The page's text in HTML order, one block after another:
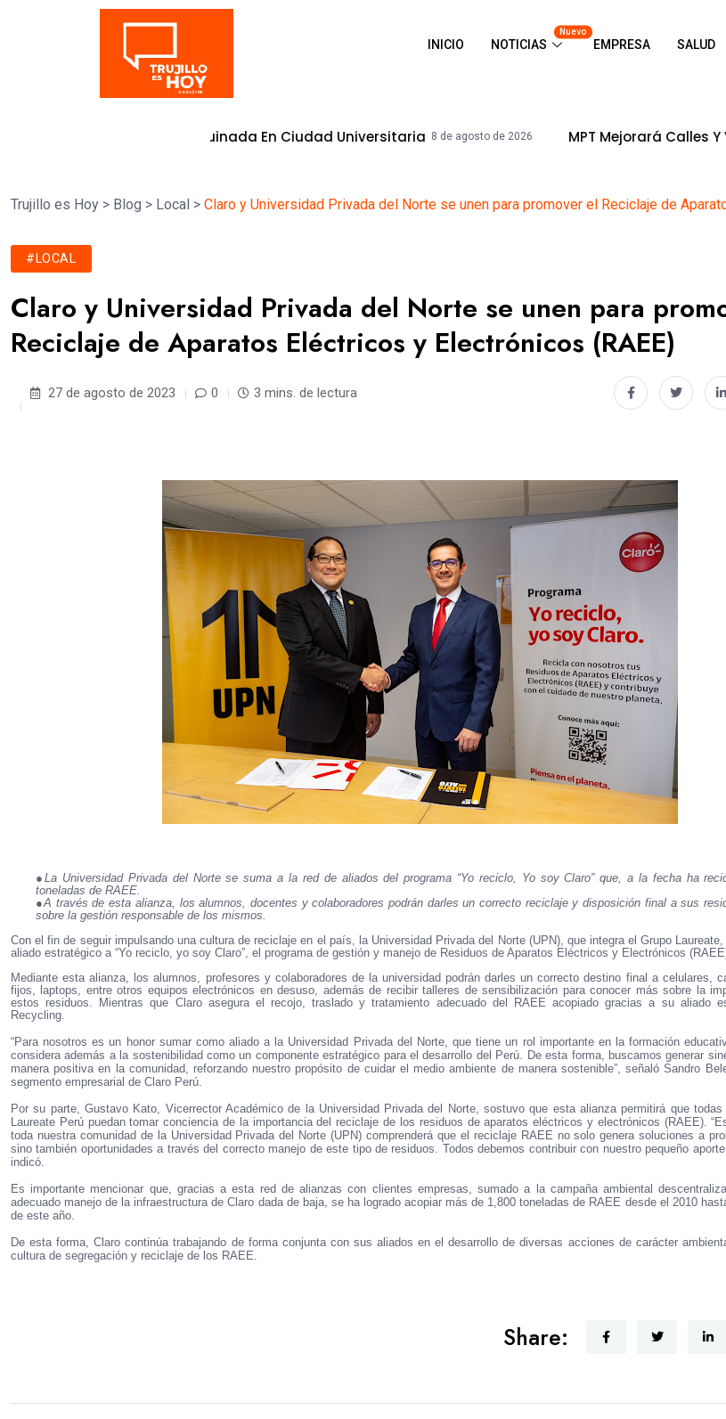
INICIO NOTICIAS
Nuevo
EMPRESA SALUD
Vía Adoquinada En Ciudad Universitaria 8 de agosto de 2026 MPT Mejorará Calles Y Veredas
Trujillo es Hoy > Blog > Local > Claro y Universidad Privada del Norte se unen para promover el Reciclaje de
#LOCAL
Claro y Universidad Privada del Norte se unen para
Reciclaje de Aparatos Eléctricos y Electrónicos (RAEE)
27 de agosto de 2023 0 3 mins. de lectura
●La Universidad Privada del Norte se suma a la red de aliados del programa “Yo reciclo, Yo soy Claro” que, a la fecha ha
toneladas de RAEE.
●A través de esta alianza, los alumnos, docentes y colaboradores podrán darles un correcto reciclaje y disposición final a sus
sobre la gestión responsable de los mismos.
Con el fin de seguir impulsando una cultura de reciclaje en el país, la Universidad Privada del Norte (UPN), que integra el Grupo
aliado estratégico a “Yo reciclo, yo soy Claro”, el programa de gestión y manejo de Residuos de Aparatos Eléctricos y Electrónicos
Mediante esta alianza, los alumnos, profesores y colaboradores de la universidad podrán darles un correcto destino final a celulares,
fijos, laptops, entre otros equipos electrónicos en desuso, además de recibir talleres de sensibilización para conocer más sobre la
estos residuos. Mientras que Claro asegura el recojo, traslado y tratamiento adecuado del RAEE acopiado gracias a su aliado
Recycling.
“Para nosotros es un honor sumar como aliado a la Universidad Privada del Norte, que tiene un rol importante en la formación
considera además a la sostenibilidad como un componente estratégico para el desarrollo del Perú. De esta forma, buscamos generar
manera positiva en la comunidad, reforzando nuestro propósito de cuidar el medio ambiente de manera sostenible”, señaló Sandro
segmento empresarial de Claro Perú.
Por su parte, Gustavo Kato, Vicerrector Académico de la Universidad Privada del Norte, sostuvo que esta alianza permitirá que
Laureate Perú puedan tomar conciencia de la importancia del reciclaje de los residuos de aparatos eléctricos y electrónicos (RAEE).
toda nuestra comunidad de la Universidad Privada del Norte (UPN) comprenderá que el reciclaje RAEE no solo genera soluciones a
sino también oportunidades a través del correcto manejo de este tipo de residuos. Todos debemos contribuir con nuestro pequeño
indicó.
Es importante mencionar que, gracias a esta red de alianzas con clientes empresas, sumado a la campaña ambiental
adecuado manejo de la infraestructura de Claro dada de baja, se ha logrado acopiar más de 1,800 toneladas de RAEE desde el 2010
de este año.
De esta forma, Claro continúa trabajando de forma conjunta con sus aliados en el desarrollo de diversas acciones de carácter
cultura de segregación y reciclaje de los RAEE.
Share: